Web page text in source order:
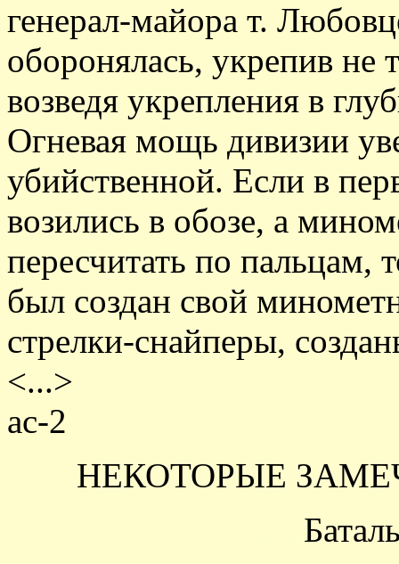
генерал-майора т.
оборонялась, укрепив не
возведя укрепления в
Огневая мощь дивизии
убийственной. Если в
возились в обозе, а
пересчитать по пальцам,
был создан свой
стрелки-снайперы,
<...>
ас-2
НЕКОТОРЫЕ